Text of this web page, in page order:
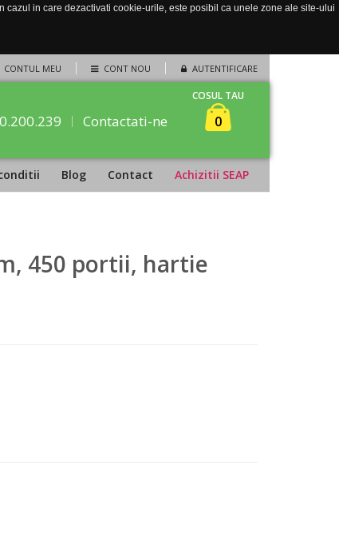
in care dezactivati cookie-urile, este posibil ca unele zone ale site-ului
CONTUL MEU CONT NOU AUTENTIFICARE
Contactati-ne
COSUL TAU
0
Blog Contact Achizitii SEAP
450 portii, hartie